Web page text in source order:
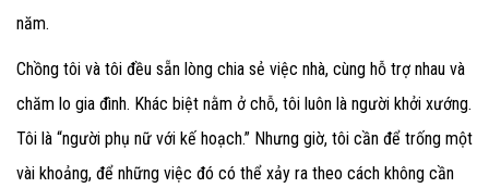
năm.
Chồng tôi và tôi đều sẵn lòng chia sẻ việc nhà, cùng hỗ trợ nhau và
chăm lo gia đình. Khác biệt nằm ở chỗ, tôi luôn là người khởi xướng.
Tôi là “người phụ nữ với kế hoạch.” Nhưng giờ, tôi cần để trống một
vài khoảng, để những việc đó có thể xảy ra theo cách không cần